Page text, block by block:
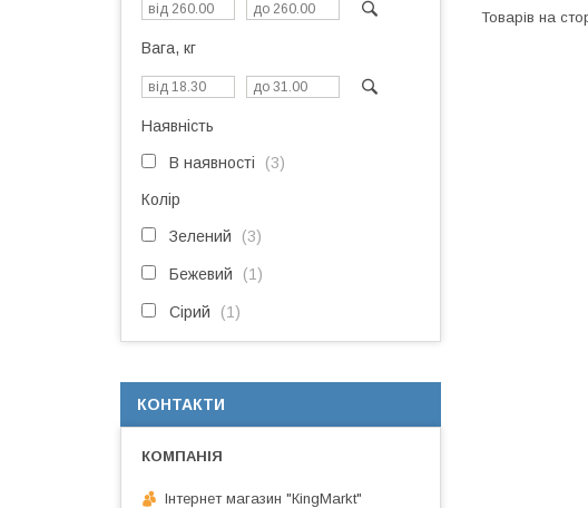
Вага, кг
Наявність
В наявності 3
Колір
Зелений 3
Бежевий 1
Сірий 1
КОНТАКТИ
Інтернет магазин "КingМarkt"